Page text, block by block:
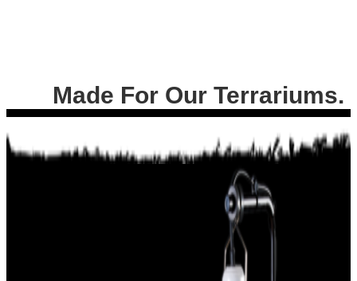
Made For Our Terrariums.